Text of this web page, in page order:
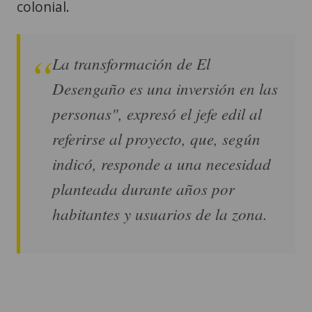
colonial.
La transformación de El
Desengaño es una inversión en las
personas", expresó el jefe edil al
referirse al proyecto, que, según
indicó, responde a una necesidad
planteada durante años por
habitantes y usuarios de la zona.